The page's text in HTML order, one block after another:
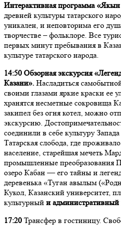
Интерактивная программа «Якын
древней культуры татарского
уникален, и неповторима его
творчестве – фольклоре. Все
первых минут пребывания в
культуре татарского народа.
14:50 Обзорная экскурсия
Казани». Насладиться
своими глазами яркие краски ее
хранятся несметные сокровища
закипел без огня котел, можно
экскурсию.
соединили в себе культуру
Татарская слобода, где
население, старейшая мечеть
промышленные преобразования
озеро Кабан — его тайны и
деревенька «Туган авылым
Кукол, Казанский университет,
культурный и административный
17:20 Трансфер в гостиницу.